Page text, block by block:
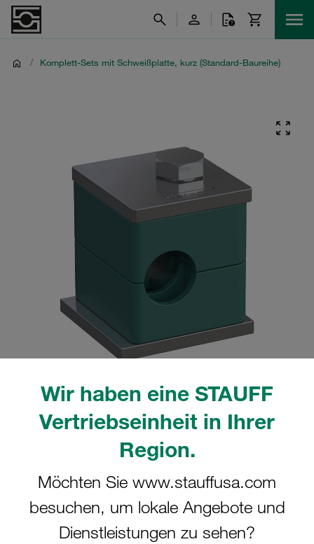
Wir haben eine STAUFF
Vertriebseinheit in Ihrer
Region.
Möchten Sie www.stauffusa.com
besuchen, um lokale Angebote und
Dienstleistungen zu sehen?
/ Komplett-Sets mit Schweißplatte, kurz (Standard-Baureihe)
tatsächlichen Produkt abweichen.
Mehr anzeigen
Komplettschelle Standard-Baureihe Gr.
1 Ø10mm Polypropylen W5
Anschweißpl., kurz Deckpl., AS-
Schraube gerippt, mit Vorspannung